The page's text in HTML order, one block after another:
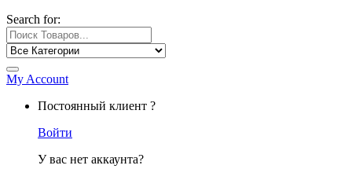
Search for:
My Account
Постоянный клиент ?
Войти
У вас нет аккаунта?